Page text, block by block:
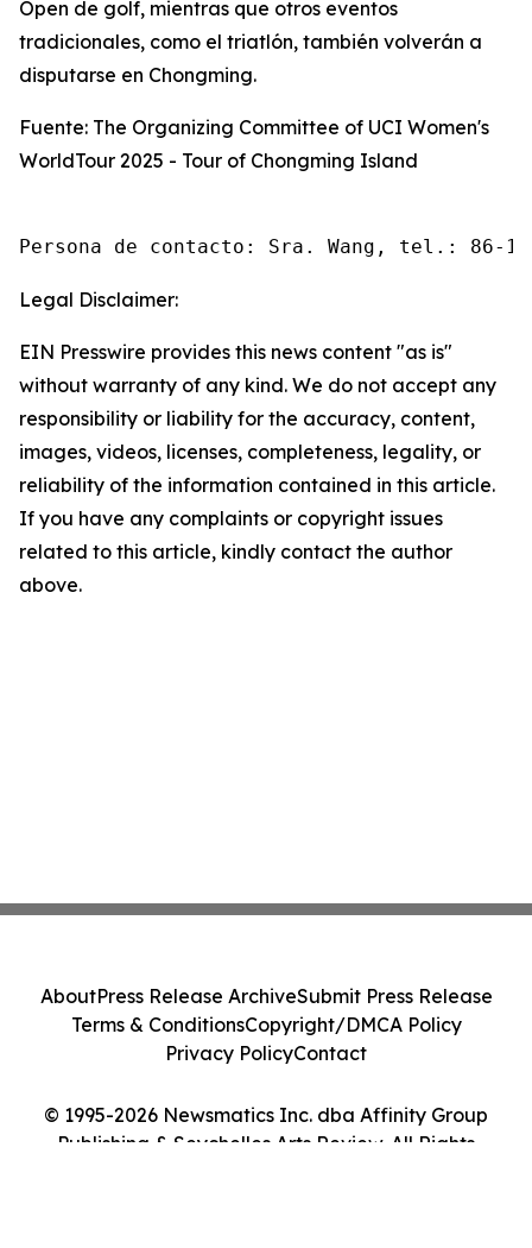
Open de golf, mientras que otros eventos
tradicionales, como el triatlón, también volverán a
disputarse en Chongming.
Fuente: The Organizing Committee of UCI Women's
WorldTour 2025 - Tour of Chongming Island
Persona de contacto: Sra. Wang, tel.: 86-10-
Legal Disclaimer:
EIN Presswire provides this news content "as is"
without warranty of any kind. We do not accept any
responsibility or liability for the accuracy, content,
images, videos, licenses, completeness, legality, or
reliability of the information contained in this article.
If you have any complaints or copyright issues
related to this article, kindly contact the author
above.
© 1995-2026 Newsmatics Inc. dba Affinity Group
Publishing & Seychelles Arts Review. All Rights
AboutPress Release ArchiveSubmit Press Release
Terms & ConditionsCopyright/DMCA Policy
Privacy PolicyContact